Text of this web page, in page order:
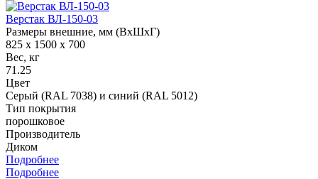
Верстак ВЛ-150-03
Размеры внешние, мм (ВхШхГ)
825 x 1500 x 700
Вес, кг
71.25
Цвет
Серый (RAL 7038) и синий (RAL 5012)
Тип покрытия
порошковое
Производитель
Диком
Подробнее
Подробнее